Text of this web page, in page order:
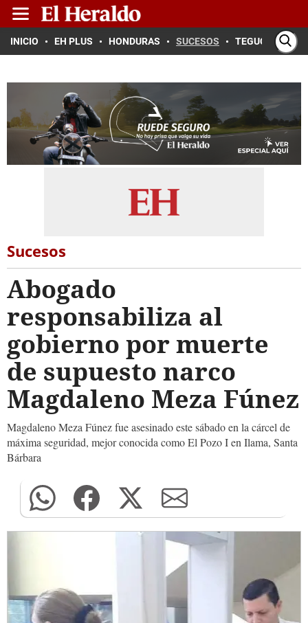
INICIO EH PLUS HONDURAS SUCESOS TEGUCIGALPA
Sucesos
Abogado
responsabiliza al
gobierno por muerte
de supuesto narco
Magdaleno Meza Fúnez
Magdaleno Meza Fúnez fue asesinado este sábado en la cárcel de
máxima seguridad, mejor conocida como El Pozo I en Ilama, Santa
Bárbara